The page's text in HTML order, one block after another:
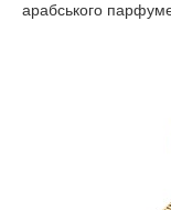
арабського